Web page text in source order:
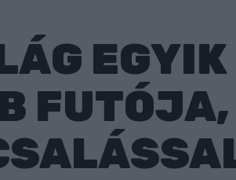
EGYIK